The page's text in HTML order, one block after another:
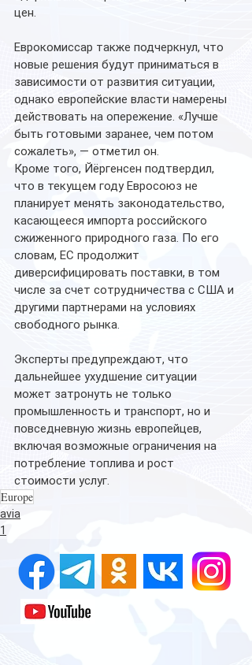
цен.
Еврокомиссар также подчеркнул, что
новые решения будут приниматься в
зависимости от развития ситуации,
однако европейские власти намерены
действовать на опережение. «Лучше
быть готовыми заранее, чем потом
сожалеть», — отметил он.
Кроме того, Йёргенсен подтвердил,
что в текущем году Евросоюз не
планирует менять законодательство,
касающееся импорта российского
сжиженного природного газа. По его
словам, ЕС продолжит
диверсифицировать поставки, в том
числе за счет сотрудничества с США и
другими партнерами на условиях
свободного рынка.
Эксперты предупреждают, что
дальнейшее ухудшение ситуации
может затронуть не только
промышленность и транспорт, но и
повседневную жизнь европейцев,
включая возможные ограничения на
потребление топлива и рост
стоимости услуг.
Europe
avia
1